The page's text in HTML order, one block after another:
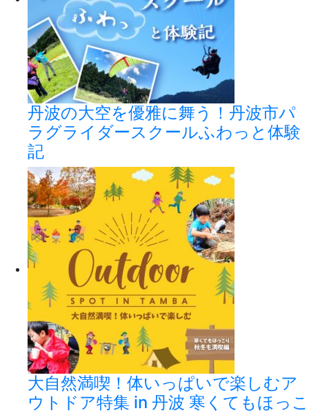
丹波の大空を優雅に舞う！丹波市パ
ラグライダースクールふわっと体験
記
大自然満喫！体いっぱいで楽しむア
ウトドア特集 in 丹波 寒くてもほっこ